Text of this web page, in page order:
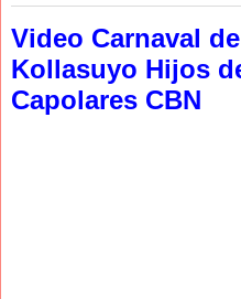
Video Carnaval
Kollasuyo Hijos
Capolares CBN